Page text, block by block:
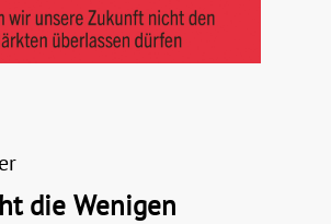
die Wenigen